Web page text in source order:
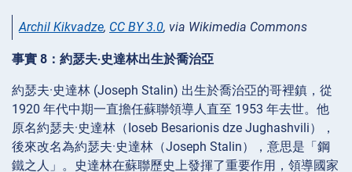
Archil Kikvadze, CC BY 3.0, via Wikimedia Commons
事實 8：約瑟夫‧史達林出生於喬治亞
約瑟夫·史達林 (Joseph Stalin) 出生於喬治亞的哥裡鎮，從
1920 年代中期一直擔任蘇聯領導人直至 1953 年去世。他
原名約瑟夫·史達林（Ioseb Besarionis dze Jughashvili），
後來改名為約瑟夫·史達林（Joseph Stalin），意思是「鋼
鐵之人」。史達林在蘇聯歷史上發揮了重要作用，領導國家